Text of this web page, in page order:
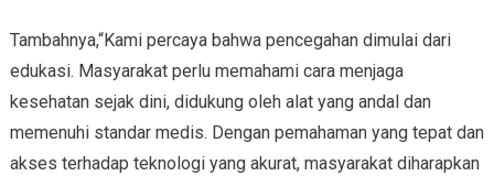
Tambahnya,“Kami percaya bahwa pencegahan dimulai dari
edukasi. Masyarakat perlu memahami cara menjaga
kesehatan sejak dini, didukung oleh alat yang andal dan
memenuhi standar medis. Dengan pemahaman yang tepat dan
akses terhadap teknologi yang akurat, masyarakat diharapkan